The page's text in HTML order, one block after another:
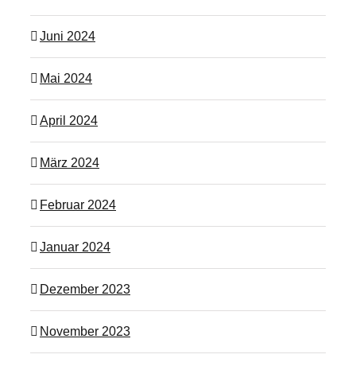
Juni 2024
Mai 2024
April 2024
März 2024
Februar 2024
Januar 2024
Dezember 2023
November 2023